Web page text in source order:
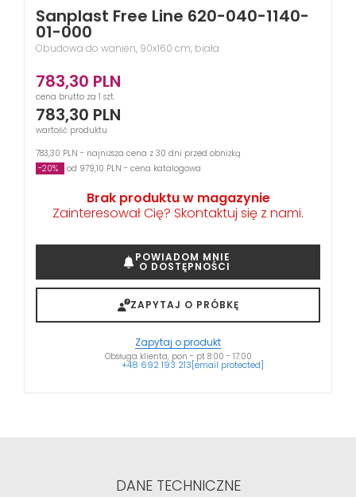
Sanplast Free Line 620-040-1140-
01-000
Obudowa do wanien, 90x160 cm, biała
783,30 PLN
cena brutto za 1 szt.
783,30 PLN
wartość produktu
783,30 PLN - najniższa cena z 30 dni przed obniżką
-20%
od 979,10 PLN - cena katalogowa
Brak produktu w magazynie
Zainteresował Cię? Skontaktuj się z nami.
POWIADOM MNIE
O DOSTĘPNOŚCI
ZAPYTAJ O PRÓBKĘ
Zapytaj o produkt
Obsługa klienta, pon - pt 8:00 - 17:00
+48 692 193 213[email protected]
DANE TECHNICZNE